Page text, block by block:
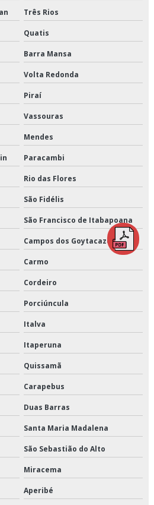
valor
em sp
preço
valor
em sp
preço
são paulo
valor
e climatizados
e climatizados
e congelados
de produtos perecíveis
e distribuição
e logística
Três Rios
Quatis
Barra Mansa
Volta Redonda
Piraí
Vassouras
Mendes
Paracambi
Rio das Flores
São Fidélis
São Francisco de Itabapoana
Campos dos Goytacazes
Carmo
Cordeiro
Porciúncula
Italva
Itaperuna
Quissamã
Carapebus
Duas Barras
Santa Maria Madalena
São Sebastião do Alto
Miracema
Aperibé